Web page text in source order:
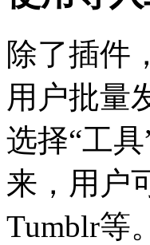
除了插件
用户批量
选择“工
来，用户
Tumblr等